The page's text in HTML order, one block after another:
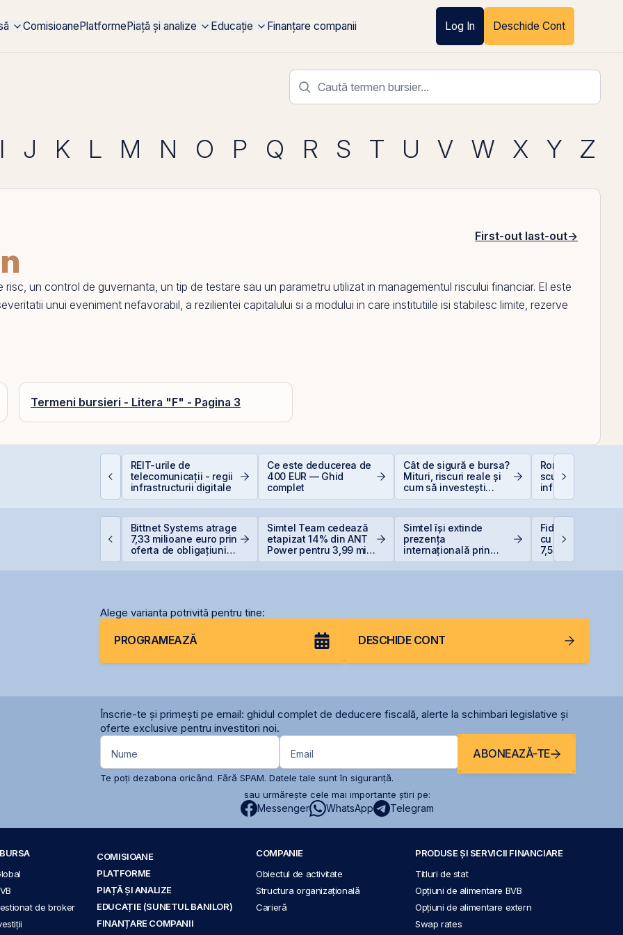
ComisioanePlatformePiață și analize Educație Finanțare companii Log In Deschide Cont
I J K L M N O P Q R S T U V W X Y Z
First-out last-out→
risc, un control de guvernanta, un tip de testare sau un parametru utilizat in managementul riscului financiar. El este
unui eveniment nefavorabil, a rezilientei capitalului si a modului in care institutiile isi stabilesc limite, rezerve
Termeni bursieri - Litera "F" - Pagina 3
REIT-urile de
telecomunicații - regii
infrastructurii digitale
Ce este deducerea de
400 EUR — Ghid
complet
Cât de sigură e bursa?
Mituri, riscuri reale și
cum să investești
inteligent
România,
scumpiri în UE:
inflația de 8,4%
erodează
reale pentru
Bittnet Systems atrage
7,33 milioane euro prin
oferta de obligațiuni
Simtel Team cedează
etapizat 14% din ANT
Power pentru 3,99 mil.
Simtel își extinde
prezența
internațională prin
Fidelis revine în
cu dobânzi de
7,55% pentru lei
6,20% pentru
Alege varianta potrivită pentru tine:
PROGRAMEAZĂ DESCHIDE CONT
Înscrie-te și primești pe email: ghidul complet de deducere fiscală, alerte la schimbari legislative și
oferte exclusive pentru investitori noi.
Nume Email ABONEAZĂ-TE
Te poți dezabona oricând. Fără SPAM. Datele tale sunt în siguranță.
sau urmărește cele mai importante știri pe:
Messenger WhatsApp Telegram
de broker
COMISIOANE
PLATFORME
PIAȚĂ ȘI ANALIZE
EDUCAȚIE (SUNETUL BANILOR)
FINANȚARE COMPANII
COMPANIE
Obiectul de activitate
Structura organizațională
Carieră
PRODUSE ȘI SERVICII FINANCIARE
Titluri de stat
Opțiuni de alimentare BVB
Opțiuni de alimentare extern
Swap rates